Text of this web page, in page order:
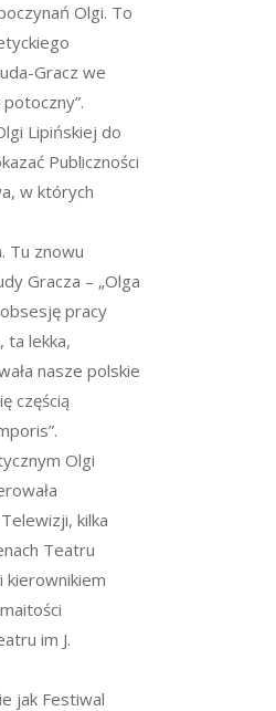
Olgi. To
Gracz we
Lipińskiej do
Publiczności
w których
Tu znowu
Gracza – „Olga
pracy
ta lekka,
nasze polskie
częścią
Olgi
kilka
Teatru
kierownikiem
im J.
jak Festiwal